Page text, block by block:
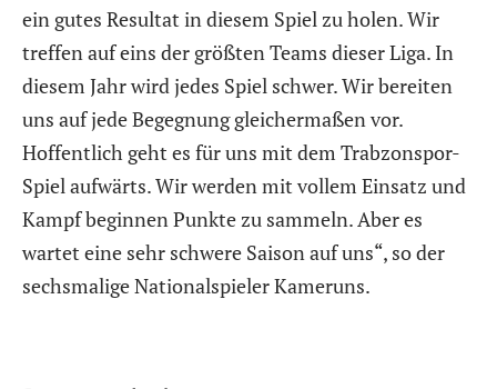
ein gutes Resultat in diesem Spiel zu holen. Wir
treffen auf eins der größten Teams dieser Liga. In
diesem Jahr wird jedes Spiel schwer. Wir bereiten
uns auf jede Begegnung gleichermaßen vor.
Hoffentlich geht es für uns mit dem Trabzonspor-
Spiel aufwärts. Wir werden mit vollem Einsatz und
Kampf beginnen Punkte zu sammeln. Aber es
wartet eine sehr schwere Saison auf uns“, so der
sechsmalige Nationalspieler Kameruns.